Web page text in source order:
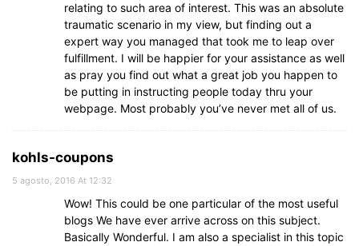
relating to such area of interest. This was an absolute
traumatic scenario in my view, but finding out a
expert way you managed that took me to leap over
fulfillment. I will be happier for your assistance as well
as pray you find out what a great job you happen to
be putting in instructing people today thru your
webpage. Most probably you’ve never met all of us.
kohls-coupons
5 agosto, 2016 At 12:32
Wow! This could be one particular of the most useful
blogs We have ever arrive across on this subject.
Basically Wonderful. I am also a specialist in this topic